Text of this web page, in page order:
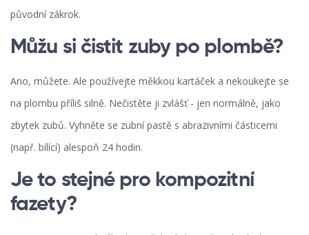
původní zákrok.
Můžu si čistit zuby po plombě?
Ano, můžete. Ale používejte měkkou kartáček a nekoukejte se
na plombu příliš silně. Nečistěte ji zvlášť - jen normálně, jako
zbytek zubů. Vyhněte se zubní pastě s abrazivními částicemi
(např. bílící) alespoň 24 hodin.
Je to stejné pro kompozitní
fazety?